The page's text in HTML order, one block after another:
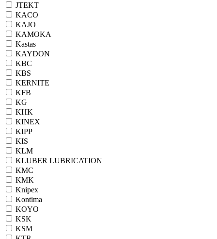
JTEKT
KACO
KAJO
KAMOKA
Kastas
KAYDON
KBC
KBS
KERNITE
KFB
KG
KHK
KINEX
KIPP
KIS
KLM
KLUBER LUBRICATION
KMC
KMK
Knipex
Kontima
KOYO
KSK
KSM